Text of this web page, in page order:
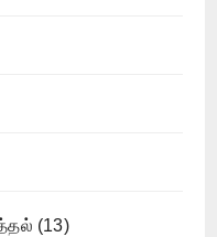
(13)